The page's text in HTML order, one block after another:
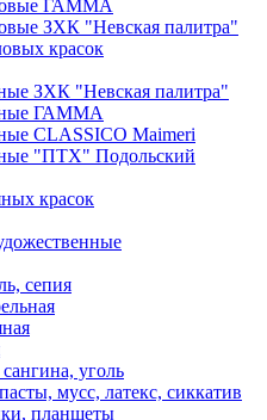
ГАММА
ЗХК "Невская палитра"
красок
ЗХК "Невская палитра"
ГАММА
CLASSICO Maimeri
"ПТХ" Подольский
красок
сепия
уголь
мусс, латекс, сиккатив
планшеты